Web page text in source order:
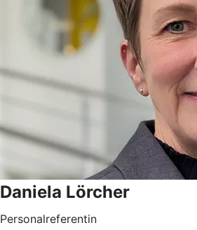
Daniela Lörcher
Personalreferentin